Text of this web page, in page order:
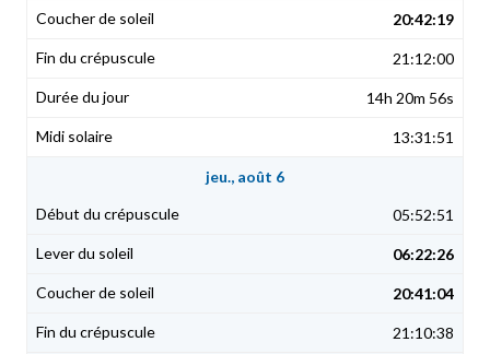
20:42:19
21:12:00
14h 20m 56s
13:31:51
jeu., août 6
05:52:51
06:22:26
20:41:04
21:10:38